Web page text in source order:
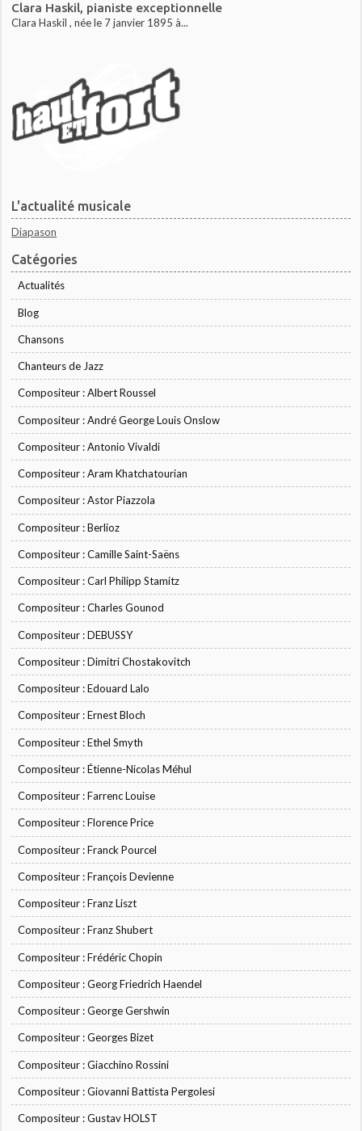
Clara Haskil, pianiste exceptionnelle
Clara Haskil , née le 7 janvier 1895 à...
L'actualité musicale
Diapason
Catégories
Actualités
Blog
Chansons
Chanteurs de Jazz
Compositeur : Albert Roussel
Compositeur : André George Louis Onslow
Compositeur : Antonio Vivaldi
Compositeur : Aram Khatchatourian
Compositeur : Astor Piazzola
Compositeur : Berlioz
Compositeur : Camille Saint-Saëns
Compositeur : Carl Philipp Stamitz
Compositeur : Charles Gounod
Compositeur : DEBUSSY
Compositeur : Dimitri Chostakovitch
Compositeur : Edouard Lalo
Compositeur : Ernest Bloch
Compositeur : Ethel Smyth
Compositeur : Étienne-Nicolas Méhul
Compositeur : Farrenc Louise
Compositeur : Florence Price
Compositeur : Franck Pourcel
Compositeur : François Devienne
Compositeur : Franz Liszt
Compositeur : Franz Shubert
Compositeur : Frédéric Chopin
Compositeur : Georg Friedrich Haendel
Compositeur : George Gershwin
Compositeur : Georges Bizet
Compositeur : Giacchino Rossini
Compositeur : Giovanni Battista Pergolesi
Compositeur : Gustav HOLST